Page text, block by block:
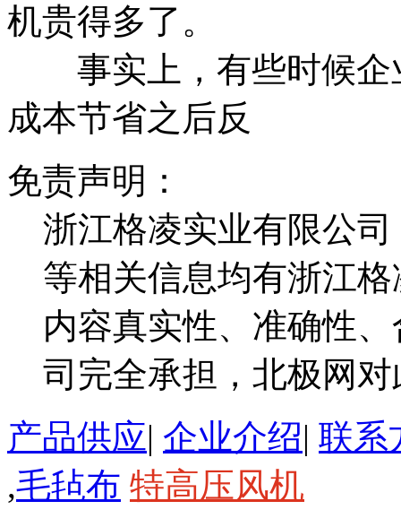
机贵得多了。
事实上，有些时候企
成本节省之后反
免责声明：
浙江格凌实业有限公司
等相关信息均有浙江
内容真实性、准确性
司完全承担，北极网
产品供应| 企业介绍| 联系
,毛毡布 特高压风机